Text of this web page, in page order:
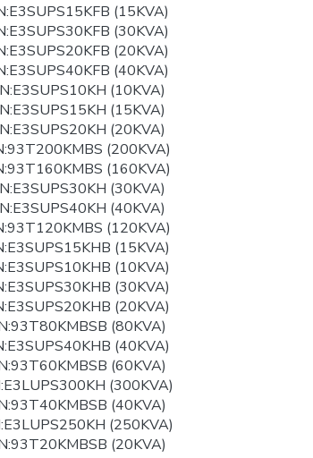
(15KVA)
(30KVA)
(20KVA)
(40KVA)
(10KVA)
(15KVA)
(20KVA)
(200KVA)
(160KVA)
(30KVA)
(40KVA)
(120KVA)
(15KVA)
(10KVA)
(30KVA)
(20KVA)
(80KVA)
(40KVA)
(60KVA)
(300KVA)
(40KVA)
(250KVA)
(20KVA)